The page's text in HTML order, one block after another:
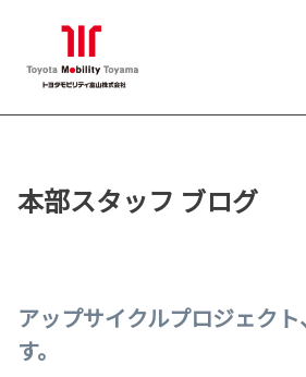
本部スタッフ ブログ
アップサイクルプロジェク
す。